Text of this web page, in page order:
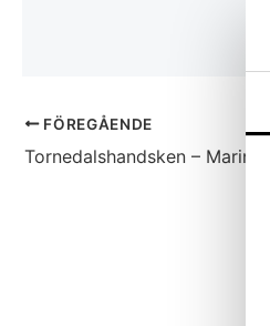
FÖREGÅENDE
Tornedalshandsken – Marin